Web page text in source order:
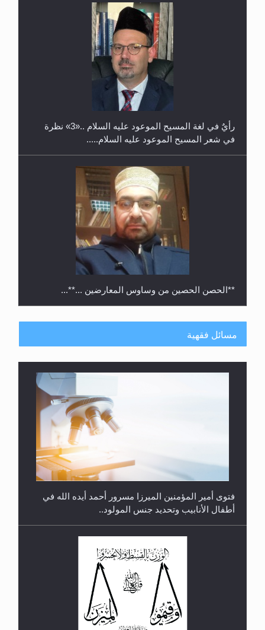
حفل توزيع الشهادات في الجامعة الأحمدية بنيجيريا لعام
رأيٌ في لغة المسيح الموعود عليه السلام ..«3» نظرة
في شعر المسيح الموعود عليه السلام.....
**الحصن الحصين من وساوس المعارضين ...**...
رأيٌ في لغة المسيح الموعود عليه السلام.. 4...
مسائل فقهية
فتوى أمير المؤمنين الميرزا مسرور أحمد أيده الله في
أطفال الأنابيب وتحديد جنس المولود..